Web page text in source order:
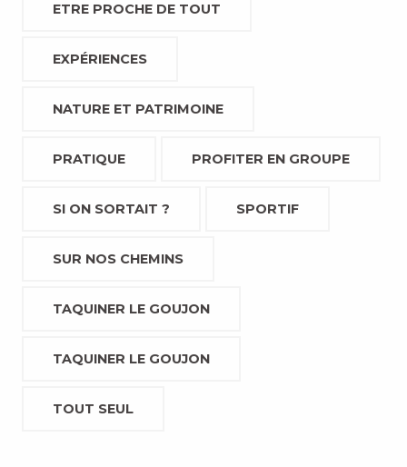
ETRE PROCHE DE TOUT
EXPÉRIENCES
NATURE ET PATRIMOINE
PRATIQUE PROFITER EN GROUPE
SI ON SORTAIT ? SPORTIF
SUR NOS CHEMINS
TAQUINER LE GOUJON
TAQUINER LE GOUJON
TOUT SEUL